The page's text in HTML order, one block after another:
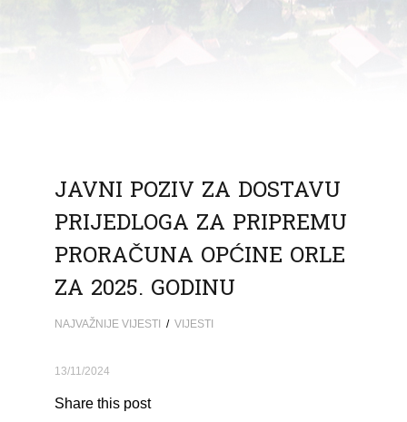
JAVNI POZIV ZA DOSTAVU
PRIJEDLOGA ZA PRIPREMU
PRORAČUNA OPĆINE ORLE
ZA 2025. GODINU
NAJVAŽNIJE VIJESTI / VIJESTI
13/11/2024
Share this post